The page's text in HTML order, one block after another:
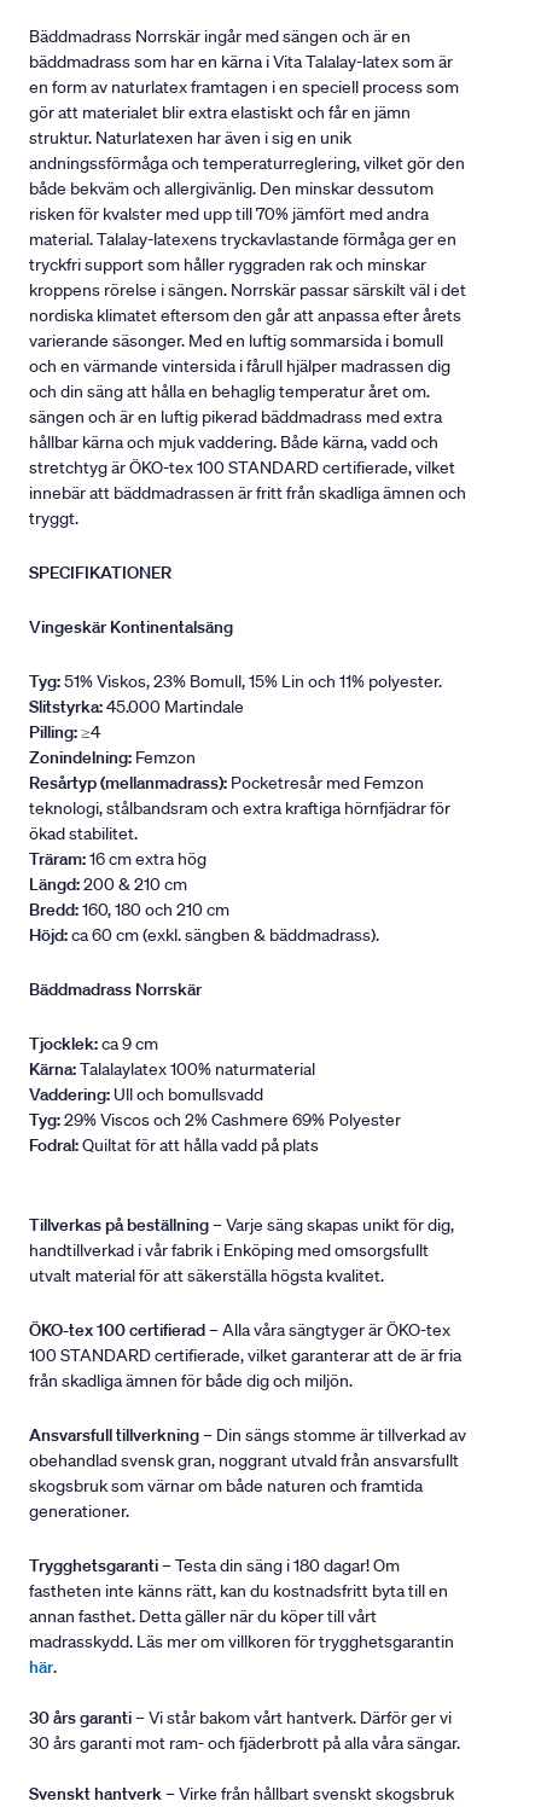
Bäddmadrass Norrskär ingår med sängen och är en
bäddmadrass som har en kärna i Vita Talalay-latex som är
en form av naturlatex framtagen i en speciell process som
gör att materialet blir extra elastiskt och får en jämn
struktur. Naturlatexen har även i sig en unik
andningssförmåga och temperaturreglering, vilket gör den
både bekväm och allergivänlig. Den minskar dessutom
risken för kvalster med upp till 70% jämfört med andra
material. Talalay-latexens tryckavlastande förmåga ger en
tryckfri support som håller ryggraden rak och minskar
kroppens rörelse i sängen. Norrskär passar särskilt väl i det
nordiska klimatet eftersom den går att anpassa efter årets
varierande säsonger. Med en luftig sommarsida i bomull
och en värmande vintersida i fårull hjälper madrassen dig
och din säng att hålla en behaglig temperatur året om.
sängen och är en luftig pikerad bäddmadrass med extra
hållbar kärna och mjuk vaddering. Både kärna, vadd och
stretchtyg är ÖKO-tex 100 STANDARD certifierade, vilket
innebär att bäddmadrassen är fritt från skadliga ämnen och
tryggt.
SPECIFIKATIONER
Vingeskär Kontinentalsäng
Tyg:51% Viskos, 23% Bomull, 15% Lin och 11% polyester.
Slitstyrka:45.000 Martindale
Pilling:≥4
Zonindelning: Femzon
Resårtyp (mellanmadrass): Pocketresår med Femzon
teknologi, stålbandsram och extra kraftiga hörnfjädrar för
ökad stabilitet.
Träram:16 cm extra hög
Längd:200 & 210 cm
Bredd:160, 180 och 210 cm
Höjd:ca 60 cm (exkl. sängben & bäddmadrass).
Bäddmadrass Norrskär
Tjocklek:ca 9 cm
Kärna:Talalaylatex 100% naturmaterial
Vaddering: Ull och bomullsvadd
Tyg:29% Viscos och 2% Cashmere 69% Polyester
Fodral:Quiltat för att hålla vadd på plats
Tillverkas på beställning– Varje säng skapas unikt för dig,
handtillverkad i vår fabrik i Enköping med omsorgsfullt
utvalt material för att säkerställa högsta kvalitet.
ÖKO-tex 100 certifierad– Alla våra sängtyger är ÖKO-tex
100 STANDARD certifierade, vilket garanterar att de är fria
från skadliga ämnen för både dig och miljön.
Ansvarsfull tillverkning– Din sängs stomme är tillverkad av
obehandlad svensk gran, noggrant utvald från ansvarsfullt
skogsbruk som värnar om både naturen och framtida
generationer.
Trygghetsgaranti– Testa din säng i 180 dagar! Om
fastheten inte känns rätt, kan du kostnadsfritt byta till en
annan fasthet. Detta gäller när du köper till vårt
madrasskydd. Läs mer om villkoren för trygghetsgarantin
här.
30 års garanti– Vi står bakom vårt hantverk. Därför ger vi
30 års garanti mot ram- och fjäderbrott på alla våra sängar.
Svenskt hantverk– Virke från hållbart svenskt skogsbruk